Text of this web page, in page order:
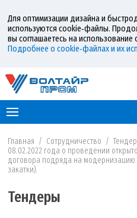
Для оптимизации дизайна и
используются cookie‑файлы.
вы соглашаетесь на
Подробнее о cookie‑файлах и их
Главная / Сотрудничество /
08.02.2022 года о проведении
договора подряда на модернизацию
закатки).
Тендеры